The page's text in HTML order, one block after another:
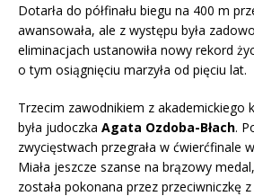
Dotarła do półfinału biegu na 400 m
awansowała, ale z występu była
eliminacjach ustanowiła nowy rekord
o tym osiągnięciu marzyła od pięciu lat.
Trzecim zawodnikiem z akademickiego
była judoczka Agata Ozdoba-Błach.
zwycięstwach przegrała w ćwierćfinale
Miała jeszcze szanse na brązowy
została pokonana przez przeciwniczkę